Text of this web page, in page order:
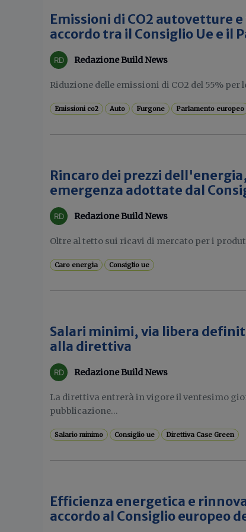
Emissioni di CO2 autovetture
accordo tra il Consiglio Ue e il
Redazione Build News
Riduzione delle emissioni di CO2 del 55% per
Emissioni co2 Auto Furgone Parlamento europeo
Rincaro dei prezzi
emergenza adottate dal
Redazione Build News
Oltre al tetto sui ricavi di mercato per i
Caro energia Consiglio ue
Salari minimi, via libera
alla direttiva
Redazione Build News
La direttiva entrerà in vigore il ventesimo
pubblicazione...
Salario minimo Consiglio ue Direttiva Case Green
Efficienza energetica e
accordo al Consiglio europeo